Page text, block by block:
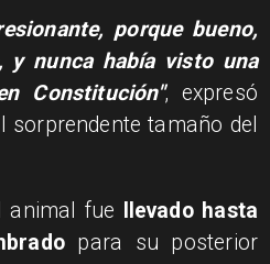
porque bueno,
y nunca había visto una
Constitución", expresó
sorprendente tamaño del
animal fue
llevado hasta
para su posterior